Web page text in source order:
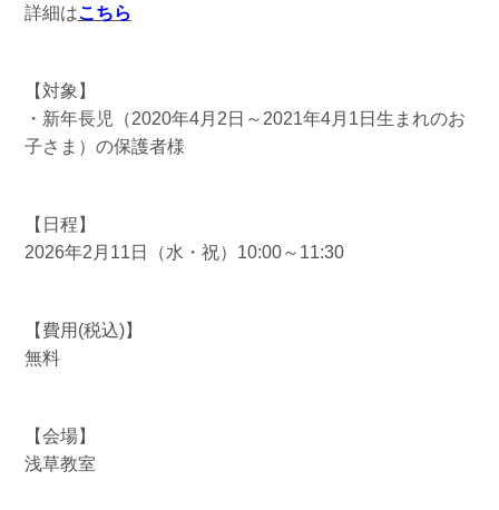
詳細はこちら
【対象】
・新年長児（2020年4月2日～2021年4月1日生まれのお
子さま）の保護者様
【日程】
2026年2月11日（水・祝）10:00～11:30
【費用(税込)】
無料
【会場】
浅草教室